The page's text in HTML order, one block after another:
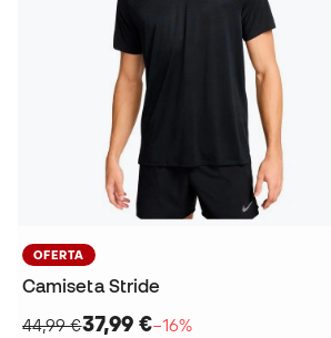
OFERTA
Camiseta Stride
44,99 €37,99 €−16%